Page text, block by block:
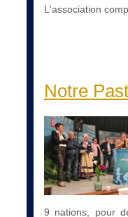
L'association
Notre
9 nations, pour